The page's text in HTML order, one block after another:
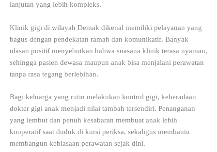
lanjutan yang lebih kompleks.
Klinik gigi di wilayah Demak dikenal memiliki pelayanan yang
bagus dengan pendekatan ramah dan komunikatif. Banyak
ulasan positif menyebutkan bahwa suasana klinik terasa nyaman,
sehingga pasien dewasa maupun anak bisa menjalani perawatan
tanpa rasa tegang berlebihan.
Bagi keluarga yang rutin melakukan kontrol gigi, keberadaan
dokter gigi anak menjadi nilai tambah tersendiri. Penanganan
yang lembut dan penuh kesabaran membuat anak lebih
kooperatif saat duduk di kursi periksa, sekaligus membantu
membangun kebiasaan perawatan sejak dini.